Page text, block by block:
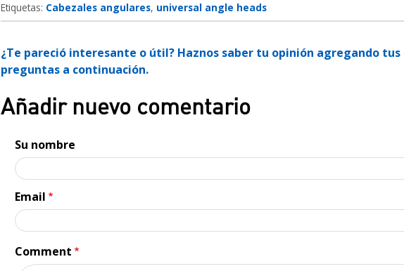
Etiquetas: Cabezales angulares universal angle heads
¿Te pareció interesante o útil? Haznos saber tu opinión agregando
preguntas a continuación.
Añadir nuevo comentario
Su nombre
Email
Comment